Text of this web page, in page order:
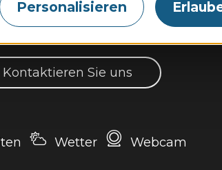
Personalisieren
10:00–13:00 Uhr und
Kontaktieren Sie uns
Wetter Webcam